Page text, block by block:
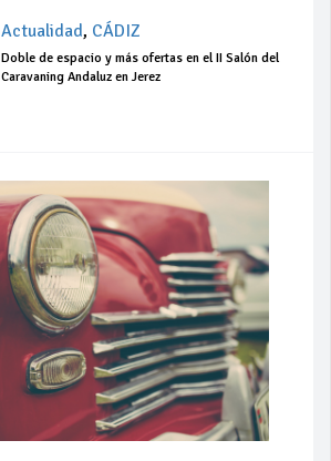
Actualidad, CÁDIZ
Doble de espacio y más ofertas en el II Salón del
Caravaning Andaluz en Jerez